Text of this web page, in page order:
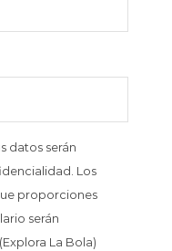
datos serán
Los
proporciones
serán
La Bola)